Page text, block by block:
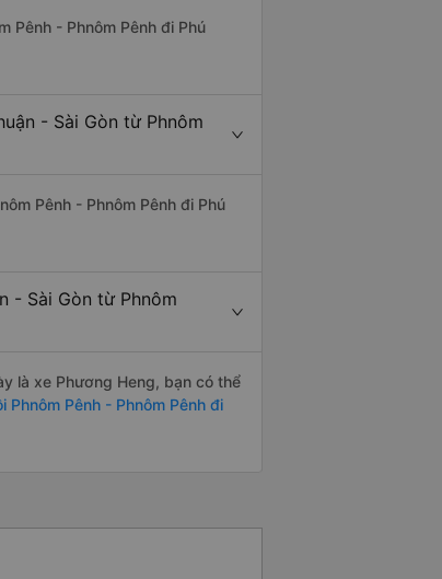
Pênh - Phnôm Pênh đi Phú
- Sài Gòn từ Phnôm
Pênh - Phnôm Pênh đi Phú
- Sài Gòn từ Phnôm
là xe Phương Heng, bạn có thể
Phnôm Pênh - Phnôm Pênh đi